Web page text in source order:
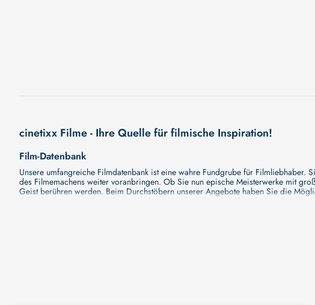
cinetixx Filme - Ihre Quelle für filmische Inspiration!
Film-Datenbank
Unsere umfangreiche Filmdatenbank ist eine wahre Fundgrube für Filmliebhaber.
des Filmemachens weiter voranbringen. Ob Sie nun epische Meisterwerke mit
Geist berühren werden. Beim Durchstöbern unserer Angebote haben Sie die
Erkundung verschiedener Regiestile kommt nicht zu kurz, von klassischen
Hollywood-Hits findet. Natürlich gibt es auch diese, aber darüber hinaus